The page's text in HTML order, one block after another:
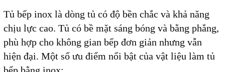
Tủ bếp inox là dòng tủ có độ bền chắc và khả năng
chịu lực cao. Tủ có bề mặt sáng bóng và bằng phẳng,
phù hợp cho không gian bếp đơn giản nhưng vẫn
hiện đại. Một số ưu điểm nổi bật của vật liệu làm tủ